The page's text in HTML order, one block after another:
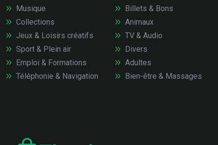
Musique
Collections
Jeux & Loisirs créatifs
Sport & Plein air
Emploi & Formations
Téléphonie & Navigation
Billets & Bons
Animaux
TV & Audio
Divers
Adultes
Bien-être & Massages